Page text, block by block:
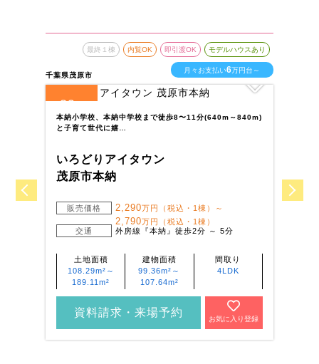
千葉県茂原市
最終１棟 内覧OK 即引渡OK モデルハウスあり
月々お支払い6万円台～
39
本納小学校、本納中学校まで徒歩8〜11分(640m～840m)
と子育て世代に嬉…
いろどりアイタウン
茂原市本納
販売価格 2,290万円（税込・1棟）～
2,790万円（税込・1棟）
交通
外房線『本納』徒歩2分 ～ 5分
土地面積
108.29m²～
189.11m²
建物面積
99.36m²～
107.64m²
間取り
4LDK
資料請求・来場予約
お気に入り登録